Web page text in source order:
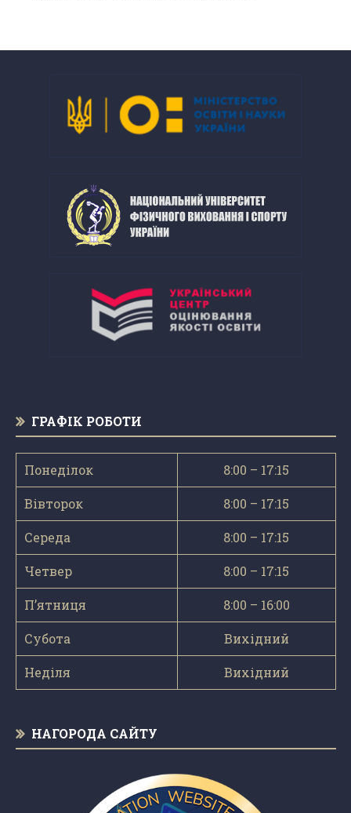
ГРАФІК РОБОТИ
Понеділок 8:00 – 17:15
Вівторок 8:00 – 17:15
Середа 8:00 – 17:15
Четвер 8:00 – 17:15
П’ятниця 8:00 – 16:00
Субота Вихідний
Неділя Вихідний
НАГОРОДА САЙТУ